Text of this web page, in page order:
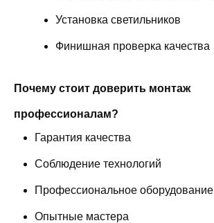
Установка светильников
Финишная проверка качества
Почему стоит доверить монтаж
профессионалам?
Гарантия качества
Соблюдение технологий
Профессиональное оборудование
Опытные мастера